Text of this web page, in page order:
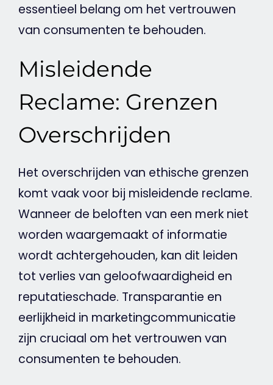
essentieel belang om het vertrouwen
van consumenten te behouden.
Misleidende
Reclame: Grenzen
Overschrijden
Het overschrijden van ethische grenzen
komt vaak voor bij misleidende reclame.
Wanneer de beloften van een merk niet
worden waargemaakt of informatie
wordt achtergehouden, kan dit leiden
tot verlies van geloofwaardigheid en
reputatieschade. Transparantie en
eerlijkheid in marketingcommunicatie
zijn cruciaal om het vertrouwen van
consumenten te behouden.